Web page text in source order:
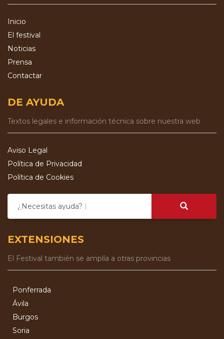
Inicio
El festival
Noticias
Prensa
Contactar
DE AYUDA
Textos legales e información técnica sobre nuestra web
Aviso Legal
Política de Privacidad
Política de Cookies
¿Necesitas ayuda?
EXTENSIONES
El Festival también se amplía a otras provincias
Ponferrada
Ávila
Burgos
Soria